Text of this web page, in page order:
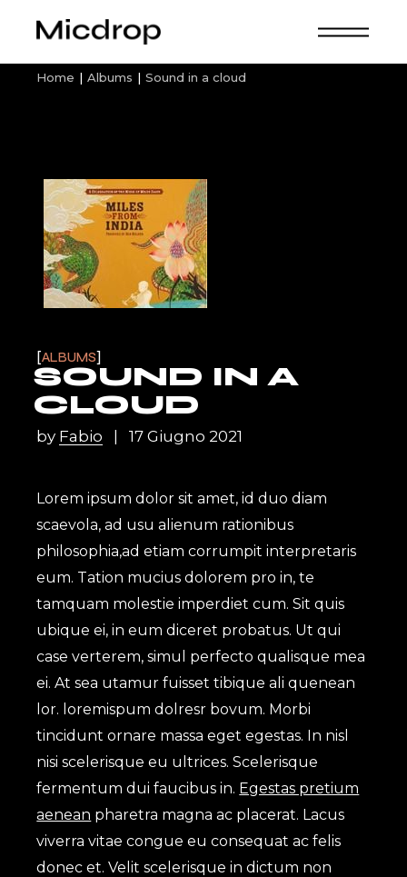
Home Albums Sound in a cloud
ALBUMS
SOUND IN A
CLOUD
by Fabio 17 Giugno 2021
Lorem ipsum dolor sit amet, id duo diam
scaevola, ad usu alienum rationibus
philosophia,ad etiam corrumpit interpretaris
eum. Tation mucius dolorem pro in, te
tamquam molestie imperdiet cum. Sit quis
ubique ei, in eum diceret probatus. Ut qui
case verterem, simul perfecto qualisque mea
ei. At sea utamur fuisset tibique ali quenean
lor. loremispum dolresr bovum. Morbi
tincidunt ornare massa eget egestas. In nisl
nisi scelerisque eu ultrices. Scelerisque
fermentum dui faucibus in. Egestas pretium
aenean pharetra magna ac placerat. Lacus
viverra vitae congue eu consequat ac felis
donec et. Velit scelerisque in dictum non